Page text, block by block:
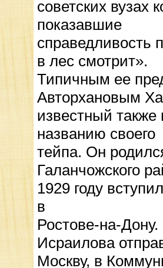
советских
показавшие
справедливость
в лес смотрит».
Типичным ее
Авторхановым
известный
названию своего
тейпа. Он
Галанчожского
1929 году
в
Ростове-на-
Исраилова
Москву, в